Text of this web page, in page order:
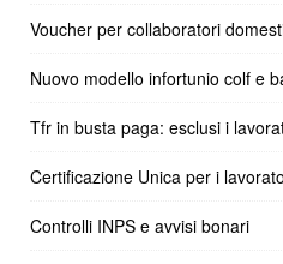
Voucher per collaboratori
Nuovo modello infortunio colf e
Tfr in busta paga: esclusi i
Certificazione Unica per i
Controlli INPS e avvisi bonari